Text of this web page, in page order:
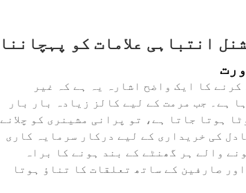
انتباہی علامات کو پہچاننا
کا ایک واضح اشارہ یہ ہے کہ غیر
ہے۔ جب مرمت کے لیے کالز زیادہ بار بار
ہوتا جاتا ہے، تو پرانی مشینری کو چلانے
کی خریداری کے لیے درکار سرمایہ کاری
والے ہر گھنٹے کے بند ہونے کا براہ
صارفین کے ساتھ تعلقات کا تناؤ ہوتا